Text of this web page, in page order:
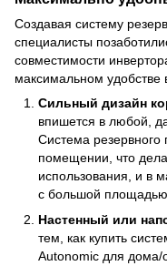
Создавая систему
специалисты
совместимости
максимальном удобстве
Сильный дизайн
впишется в любой,
Система резервного
помещении, что
использования, и в
с большой площадью.
Настенный или
тем, как купить
Autonomic для